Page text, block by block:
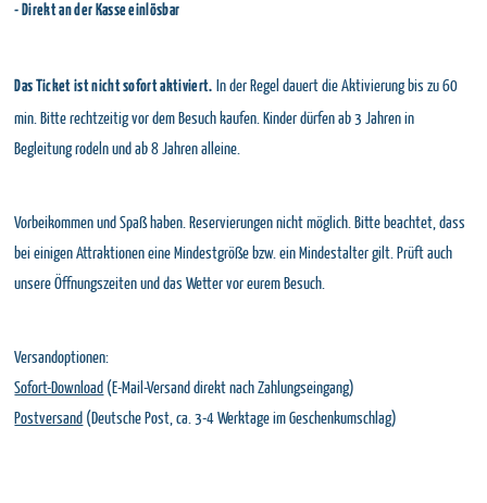
- Direkt an der Kasse einlösbar
Das Ticket ist nicht sofort aktiviert. In der Regel dauert die Aktivierung bis zu 60
min. Bitte rechtzeitig vor dem Besuch kaufen. Kinder dürfen ab 3 Jahren in
Begleitung rodeln und ab 8 Jahren alleine.
Vorbeikommen und Spaß haben. Reservierungen nicht möglich. Bitte beachtet, dass
bei einigen Attraktionen eine Mindestgröße bzw. ein Mindestalter gilt. Prüft auch
unsere Öffnungszeiten und das Wetter vor eurem Besuch.
Versandoptionen:
Sofort-Download (E-Mail-Versand direkt nach Zahlungseingang)
Postversand (Deutsche Post, ca. 3-4 Werktage im Geschenkumschlag)